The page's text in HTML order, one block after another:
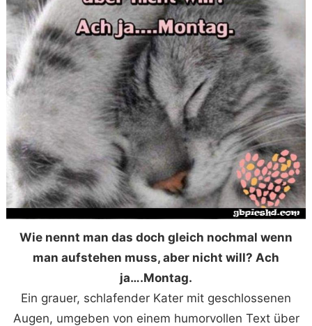
Wie nennt man das doch gleich nochmal wenn
man aufstehen muss, aber nicht will? Ach
ja….Montag.
Ein grauer, schlafender Kater mit geschlossenen
Augen, umgeben von einem humorvollen Text über